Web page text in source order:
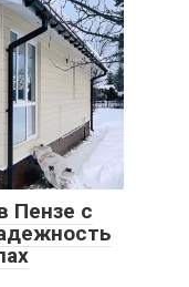
Пензе с